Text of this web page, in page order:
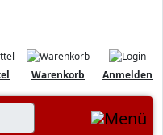
Anmelden
Warenkorb